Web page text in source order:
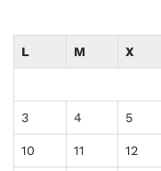
L M X
3 4 5
10 11 12